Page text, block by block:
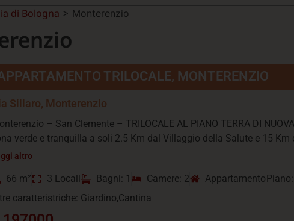
di Bologna > Monterenzio
TRILOCALE, MONTERENZIO
Sillaro, Monterenzio
– San Clemente – TRILOCALE AL PIANO TERRA DI
verde e tranquilla a soli 2.5 Km dal Villaggio della Salute e 15 Km
altro
66 m² 3 Locali Bagni: 1 Camere: 2 Appartamento
caratteristriche: Giardino,Cantina